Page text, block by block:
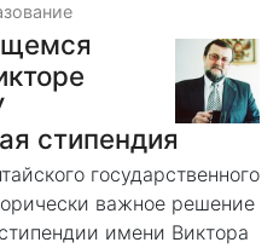
стипендия
государственного
важное решение
имени Виктора